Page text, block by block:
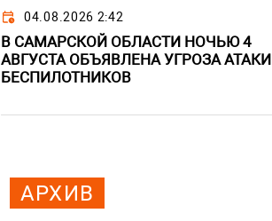
04.08.2026 2:42
В САМАРСКОЙ ОБЛАСТИ НОЧЬЮ 4
АВГУСТА ОБЪЯВЛЕНА УГРОЗА АТАКИ
БЕСПИЛОТНИКОВ
АРХИВ